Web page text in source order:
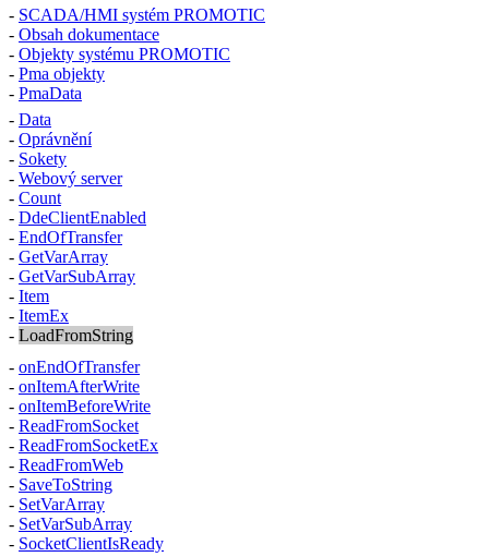
- SCADA/HMI systém PROMOTIC
- Obsah dokumentace
- Objekty systému PROMOTIC
- Pma objekty
- PmaData
- Data
- Oprávnění
- Sokety
- Webový server
- Count
- DdeClientEnabled
- EndOfTransfer
- GetVarArray
- GetVarSubArray
- Item
- ItemEx
- LoadFromString
- onEndOfTransfer
- onItemAfterWrite
- onItemBeforeWrite
- ReadFromSocket
- ReadFromSocketEx
- ReadFromWeb
- SaveToString
- SetVarArray
- SetVarSubArray
- SocketClientIsReady